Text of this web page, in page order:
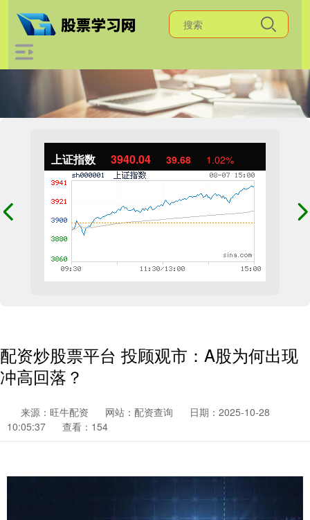
上证指数 3940.04 39.68 1.02%
配资炒股票平台 投顾观市：A股为何出现
冲高回落？
来源：旺牛配资 网站：配资查询
日期：2025-10-28
10:05:37
查看：154